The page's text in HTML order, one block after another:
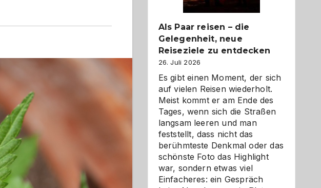
Als Paar reisen – die
Gelegenheit, neue
Reiseziele zu entdecken
26. Juli 2026
Es gibt einen Moment, der sich
auf vielen Reisen wiederholt.
Meist kommt er am Ende des
Tages, wenn sich die Straßen
langsam leeren und man
feststellt, dass nicht das
berühmteste Denkmal oder das
schönste Foto das Highlight
war, sondern etwas viel
Einfacheres: ein Gespräch